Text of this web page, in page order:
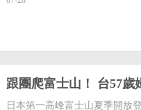
跟團爬富士山！ 台57歲
日本第一高峰富士山夏季開放